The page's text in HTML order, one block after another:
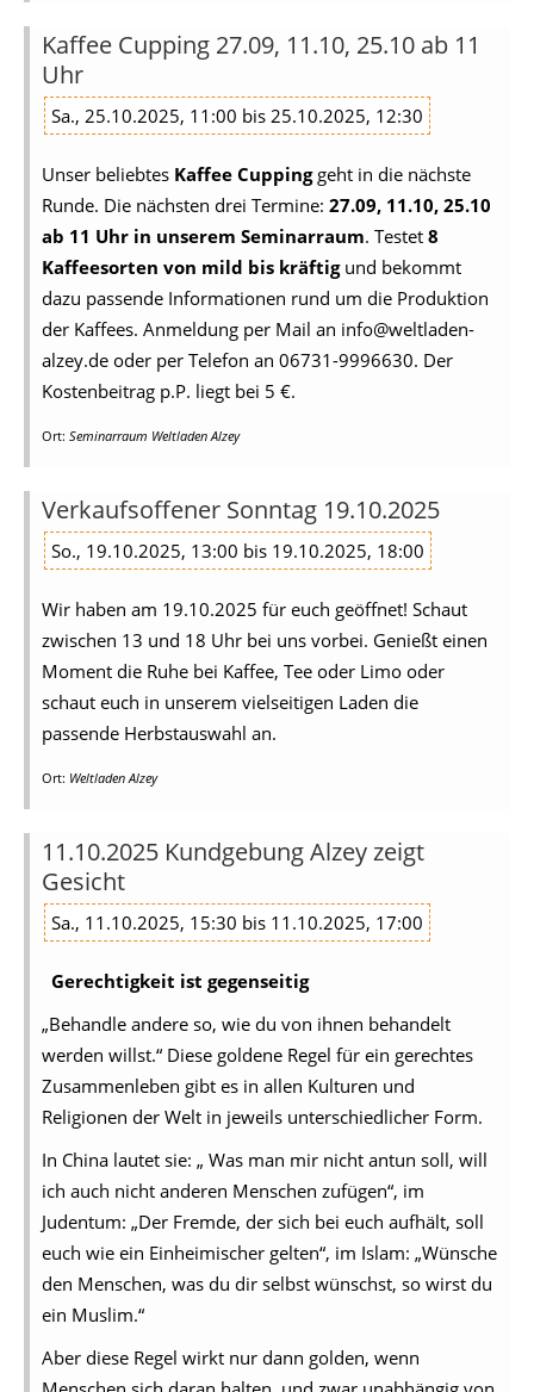
Kaffee Cupping 27.09, 11.10, 25.10 ab 11
Uhr
Sa., 25.10.2025, 11:00 bis 25.10.2025, 12:30
Unser beliebtes Kaffee Cuppinggeht in die nächste
Runde. Die nächsten drei Termine: 27.09, 11.10, 25.10
ab 11 Uhr in unserem Seminarraum. Testet 8
Kaffeesorten von mild bis kräftigund bekommt
dazu passende Informationen rund um die Produktion
der Kaffees. Anmeldung per Mail an info@weltladen-
alzey.de oder per Telefon an 06731-9996630. Der
Kostenbeitrag p.P. liegt bei 5 €.
Ort: Seminarraum Weltladen Alzey
Verkaufsoffener Sonntag 19.10.2025
So., 19.10.2025, 13:00 bis 19.10.2025, 18:00
Wir haben am 19.10.2025 für euch geöffnet! Schaut
zwischen 13 und 18 Uhr bei uns vorbei. Genießt einen
Moment die Ruhe bei Kaffee, Tee oder Limo oder
schaut euch in unserem vielseitigen Laden die
passende Herbstauswahl an.
Ort: Weltladen Alzey
11.10.2025 Kundgebung Alzey zeigt
Gesicht
Sa., 11.10.2025, 15:30 bis 11.10.2025, 17:00
Gerechtigkeit ist gegenseitig
„Behandle andere so, wie du von ihnen behandelt
werden willst.“ Diese goldene Regel für ein gerechtes
Zusammenleben gibt es in allen Kulturen und
Religionen der Welt in jeweils unterschiedlicher Form.
In China lautet sie: „ Was man mir nicht antun soll, will
ich auch nicht anderen Menschen zufügen“, im
Judentum: „Der Fremde, der sich bei euch aufhält, soll
euch wie ein Einheimischer gelten“, im Islam: „Wünsche
den Menschen, was du dir selbst wünschst, so wirst du
ein Muslim.“
Aber diese Regel wirkt nur dann golden, wenn